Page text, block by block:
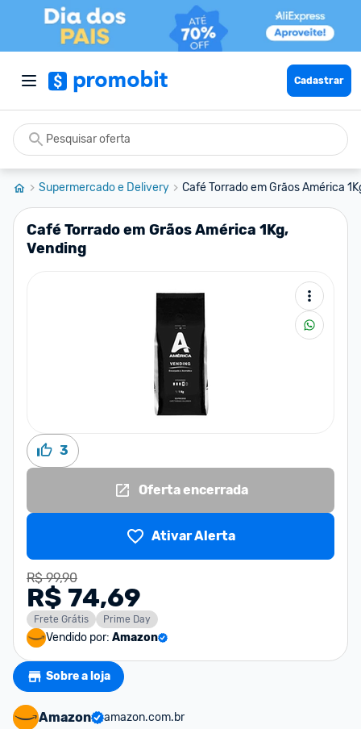
Cadastrar
Supermercado e Delivery Café Torrado em Grãos América
Café Torrado em Grãos América 1Kg,
Vending
3
Oferta encerrada
Ativar Alerta
R$ 99,90
R$ 74,69
Frete Grátis Prime Day
Vendido por: Amazon
Sobre a loja
Amazon
amazon.com.br